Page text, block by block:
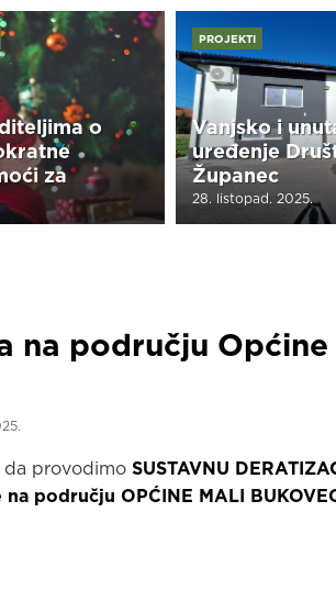
o
za
PROJEKTI
Vanjsko i
uređenje
Županec
28. listopad. 2025.
na području Općine
da provodimoSUSTAVNU
području OPĆINE MALI